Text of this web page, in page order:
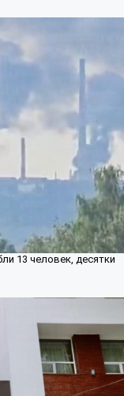
13 человек, десятки